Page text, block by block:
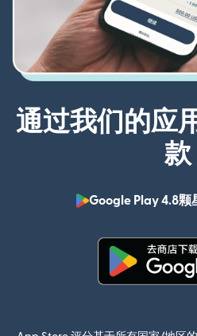
通过我们的应
款
Google Play 4.8颗